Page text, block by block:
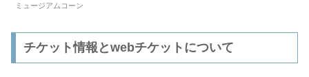
ミュージアムコーン
チケット情報とwebチケットについて